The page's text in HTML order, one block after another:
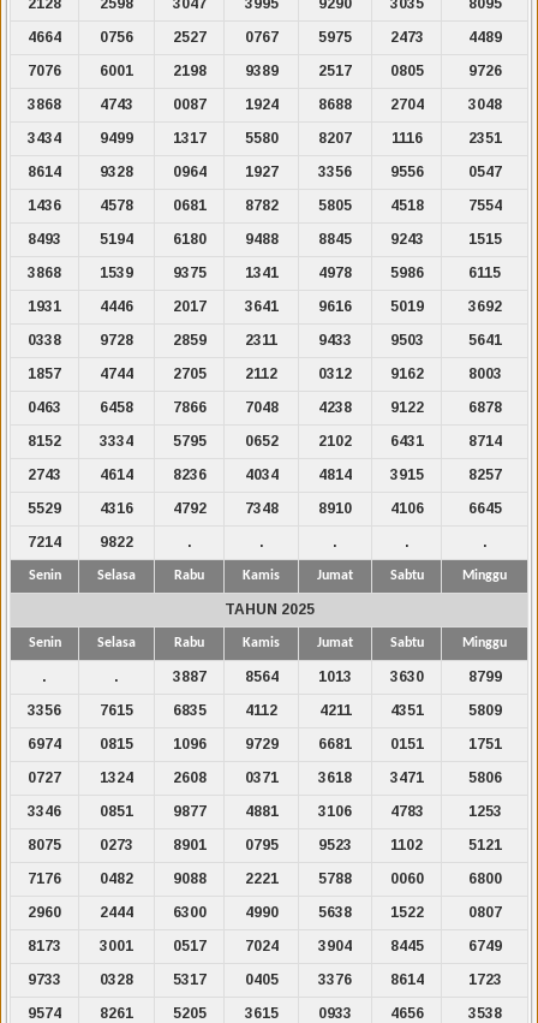
4664
0756 2527 0767 5975 2473
4489
7076
6001 2198 9389 2517 0805
9726
3868
4743 0087 1924 8688 2704
3048
3434
9499 1317 5580 8207 1116
2351
8614
9328 0964 1927 3356 9556
0547
1436
4578 0681 8782 5805 4518
7554
8493
5194 6180 9488 8845 9243
1515
3868
1539 9375 1341 4978 5986
6115
1931
4446 2017 3641 9616 5019
3692
0338
9728 2859 2311 9433 9503
5641
1857
4744 2705 2112 0312 9162
8003
0463
6458 7866 7048 4238 9122
6878
8152
3334 5795 0652 2102 6431
8714
2743
4614 8236 4034 4814 3915
8257
5529
4316 4792 7348 8910 4106
6645
7214
9822 . . . . .
Senin Selasa Rabu Kamis Jumat Sabtu Minggu
TAHUN 2025
Senin Selasa Rabu Kamis Jumat Sabtu Minggu
. . 3887 8564 1013 3630
8799
3356
7615 6835 4112 4211 4351
5809
6974
0815 1096 9729 6681 0151
1751
0727
1324 2608 0371 3618 3471
5806
3346
0851 9877 4881 3106 4783
1253
8075
0273 8901 0795 9523 1102
5121
7176
0482 9088 2221 5788 0060
6800
2960
2444 6300 4990 5638 1522
0807
8173
3001 0517 7024 3904 8445
6749
9733
0328 5317 0405 3376 8614
1723
9574
8261 5205 3615 0933 4656
3538